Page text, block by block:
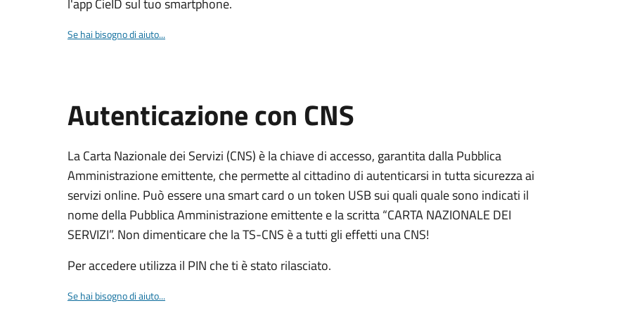
l'app CieID sul tuo smartphone.
Se hai bisogno di aiuto...
Autenticazione con CNS
La Carta Nazionale dei Servizi (CNS) è la chiave di accesso, garantita dalla Pubblica
Amministrazione emittente, che permette al cittadino di autenticarsi in tutta sicurezza ai
servizi online. Può essere una smart card o un token USB sui quali quale sono indicati il
nome della Pubblica Amministrazione emittente e la scritta “CARTA NAZIONALE DEI
SERVIZI”. Non dimenticare che la TS-CNS è a tutti gli effetti una CNS!
Per accedere utilizza il PIN che ti è stato rilasciato.
Se hai bisogno di aiuto...